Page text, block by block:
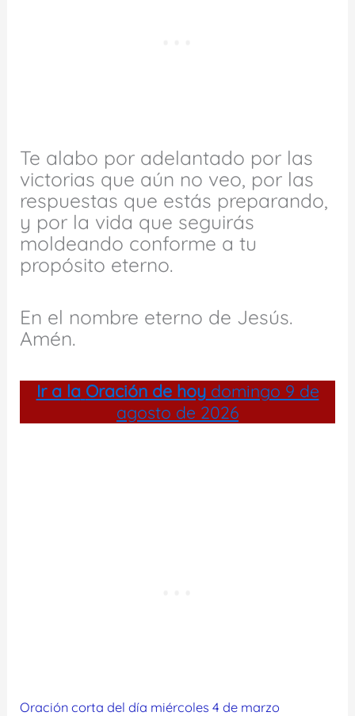
Te alabo por adelantado por las
victorias que aún no veo, por las
respuestas que estás preparando,
y por la vida que seguirás
moldeando conforme a tu
propósito eterno.
En el nombre eterno de Jesús.
Amén.
Ir a la Oración de hoydomingo 9 de
agosto de 2026
Oración corta del día miércoles 4 de marzo